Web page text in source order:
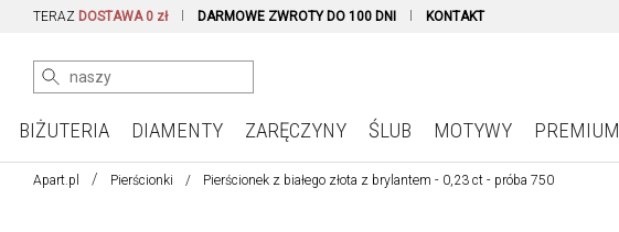
TERAZ DOSTAWA 0 zł DARMOWE ZWROTY DO 100 DNI KONTAKT
BIŻUTERIA DIAMENTY ZARĘCZYNY ŚLUB MOTYWY PREMIUM
Apart.pl Pierścionki Pierścionek z białego złota z brylantem - 0,23 ct - próba 750